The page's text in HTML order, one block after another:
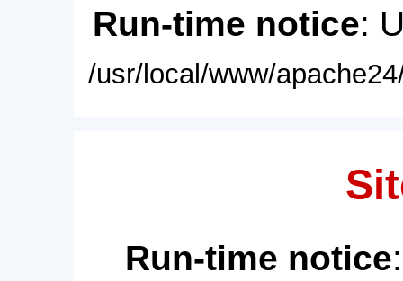
Run-time notice:
/usr/local/www/
Run-time notice